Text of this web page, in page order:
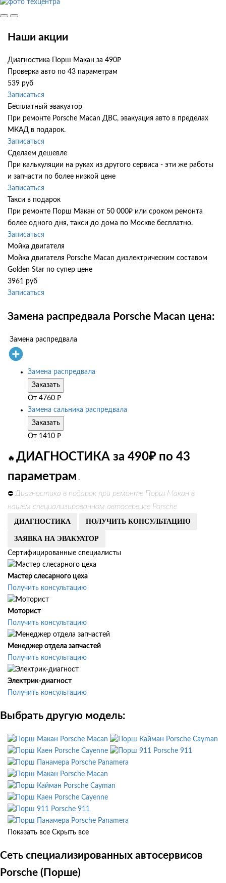
Наши акции
Диагностика Порш Макан за 490₽
Проверка авто по 43 параметрам
539 руб
Записаться
Бесплатный эвакуатор
При ремонте Porsche Macan ДВС, эвакуация авто в пределах
МКАД в подарок.
Записаться
Сделаем дешевле
При калькуляции на руках из другого сервиса - эти же работы
и запчасти по более низкой цене
Записаться
Такси в подарок
При ремонте Порш Макан от 50 000₽ или сроком ремонта
более одного дня, такси до дома по Москве бесплатно.
Записаться
Мойка двигателя
Мойка двигателя Porsche Macan диэлектрическим составом
Golden Star по супер цене
3961 руб
Записаться
Замена распредвала Porsche Macan цена:
Замена распредвала
Замена распредвала
Заказать
От 4760 ₽
Замена сальника распредвала
Заказать
От 1410 ₽
🔥 ДИАГНОСТИКА за 490₽ по 43
параметрам .
⛔ Диагностика в подарок при ремонте Порш Макан в
нашем специализированном автосервисе Porsche
ДИАГНОСТИКА ПОЛУЧИТЬ КОНСУЛЬТАЦИЮ
ЗАЯВКА НА ЭВАКУАТОР
Сертифицированные специалисты
Мастер слесарного цеха
Получить консультацию
Моторист
Получить консультацию
Менеджер отдела запчастей
Получить консультацию
Электрик-диагност
Получить консультацию
Выбрать другую модель:
Porsche Macan
Porsche Cayman
Porsche Cayenne
Porsche 911
Porsche Panamera
Porsche Macan
Porsche Cayman
Porsche Cayenne
Porsche 911
Porsche Panamera
Показать все Скрыть все
Сеть специализированных автосервисов
Porsche (Порше)